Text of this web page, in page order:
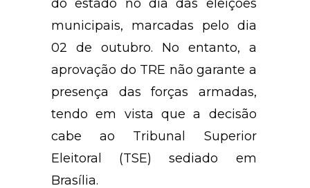
do estado no dia das eleições
municipais, marcadas pelo dia
02 de outubro. No entanto, a
aprovação do TRE não garante a
presença das forças armadas,
tendo em vista que a decisão
cabe ao Tribunal Superior
Eleitoral (TSE) sediado em
Brasília.